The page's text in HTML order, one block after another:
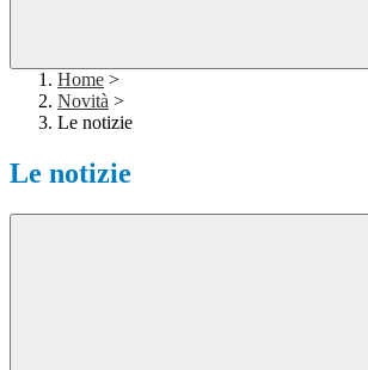
Home >
Novità >
Le notizie
Le notizie